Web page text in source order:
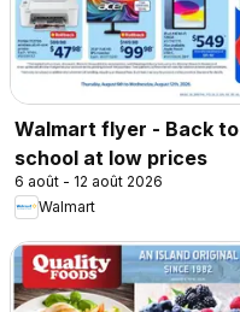
Walmart flyer - Back to
school at low prices
6 août - 12 août 2026
Walmart